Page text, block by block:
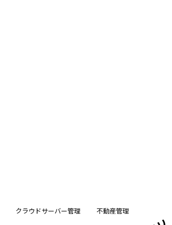
クラウドサーバー管理
不動産管理